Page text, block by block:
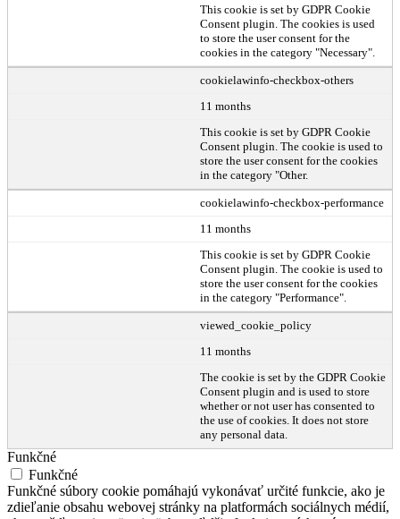
This cookie is set by GDPR Cookie
Consent plugin. The cookies is used
to store the user consent for the
cookies in the category "Necessary".
cookielawinfo-checkbox-others
11 months
This cookie is set by GDPR Cookie
Consent plugin. The cookie is used to
store the user consent for the cookies
in the category "Other.
cookielawinfo-checkbox-performance
11 months
This cookie is set by GDPR Cookie
Consent plugin. The cookie is used to
store the user consent for the cookies
in the category "Performance".
viewed_cookie_policy
11 months
The cookie is set by the GDPR Cookie
Consent plugin and is used to store
whether or not user has consented to
the use of cookies. It does not store
any personal data.
Funkčné
Funkčné
Funkčné súbory cookie pomáhajú vykonávať určité funkcie, ako je
zdieľanie obsahu webovej stránky na platformách sociálnych médií,